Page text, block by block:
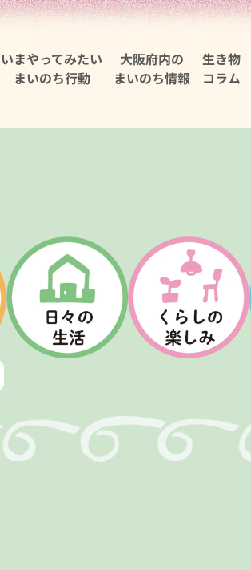
いまやってみたい
まいのち行動
大阪府内の
まいのち情報
生き物
コラム